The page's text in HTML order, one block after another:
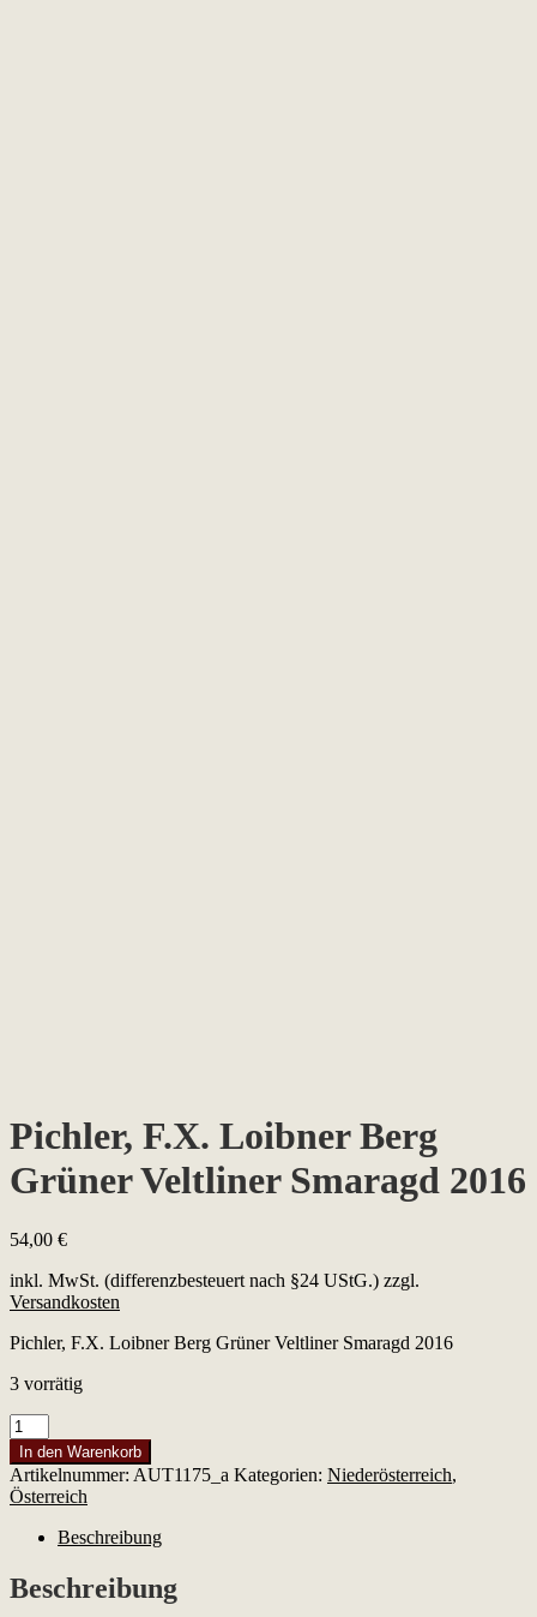
Pichler, F.X. Loibner Berg
Grüner Veltliner Smaragd 2016
54,00 €
inkl. MwSt. (differenzbesteuert nach §24 UStG.) zzgl.
Versandkosten
Pichler, F.X. Loibner Berg Grüner Veltliner Smaragd 2016
3 vorrätig
Pichler,
F.X.
Loibner
Berg
Grüner
Veltliner
Smaragd
2016
Menge
In den Warenkorb
Artikelnummer: AUT1175_a Kategorien: Niederösterreich,
Österreich
Beschreibung
Beschreibung